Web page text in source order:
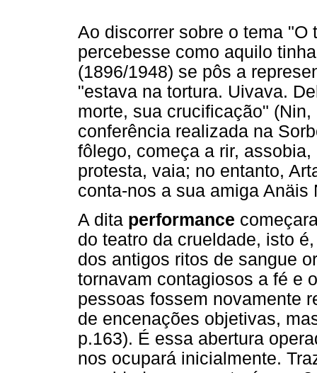
Ao discorrer sobre o tema
percebesse como aquilo
(1896/1948) se pôs a
"estava na tortura. Uivava.
morte, sua crucificação"
conferência realizada na
fôlego, começa a rir,
protesta, vaia; no entanto,
conta-nos a sua amiga Anäis
A dita performance
do teatro da crueldade, isto
dos antigos ritos de sangue
tornavam contagiosos a fé e
pessoas fossem novamente
de encenações objetivas,
p.163). É essa abertura
nos ocupará inicialmente.